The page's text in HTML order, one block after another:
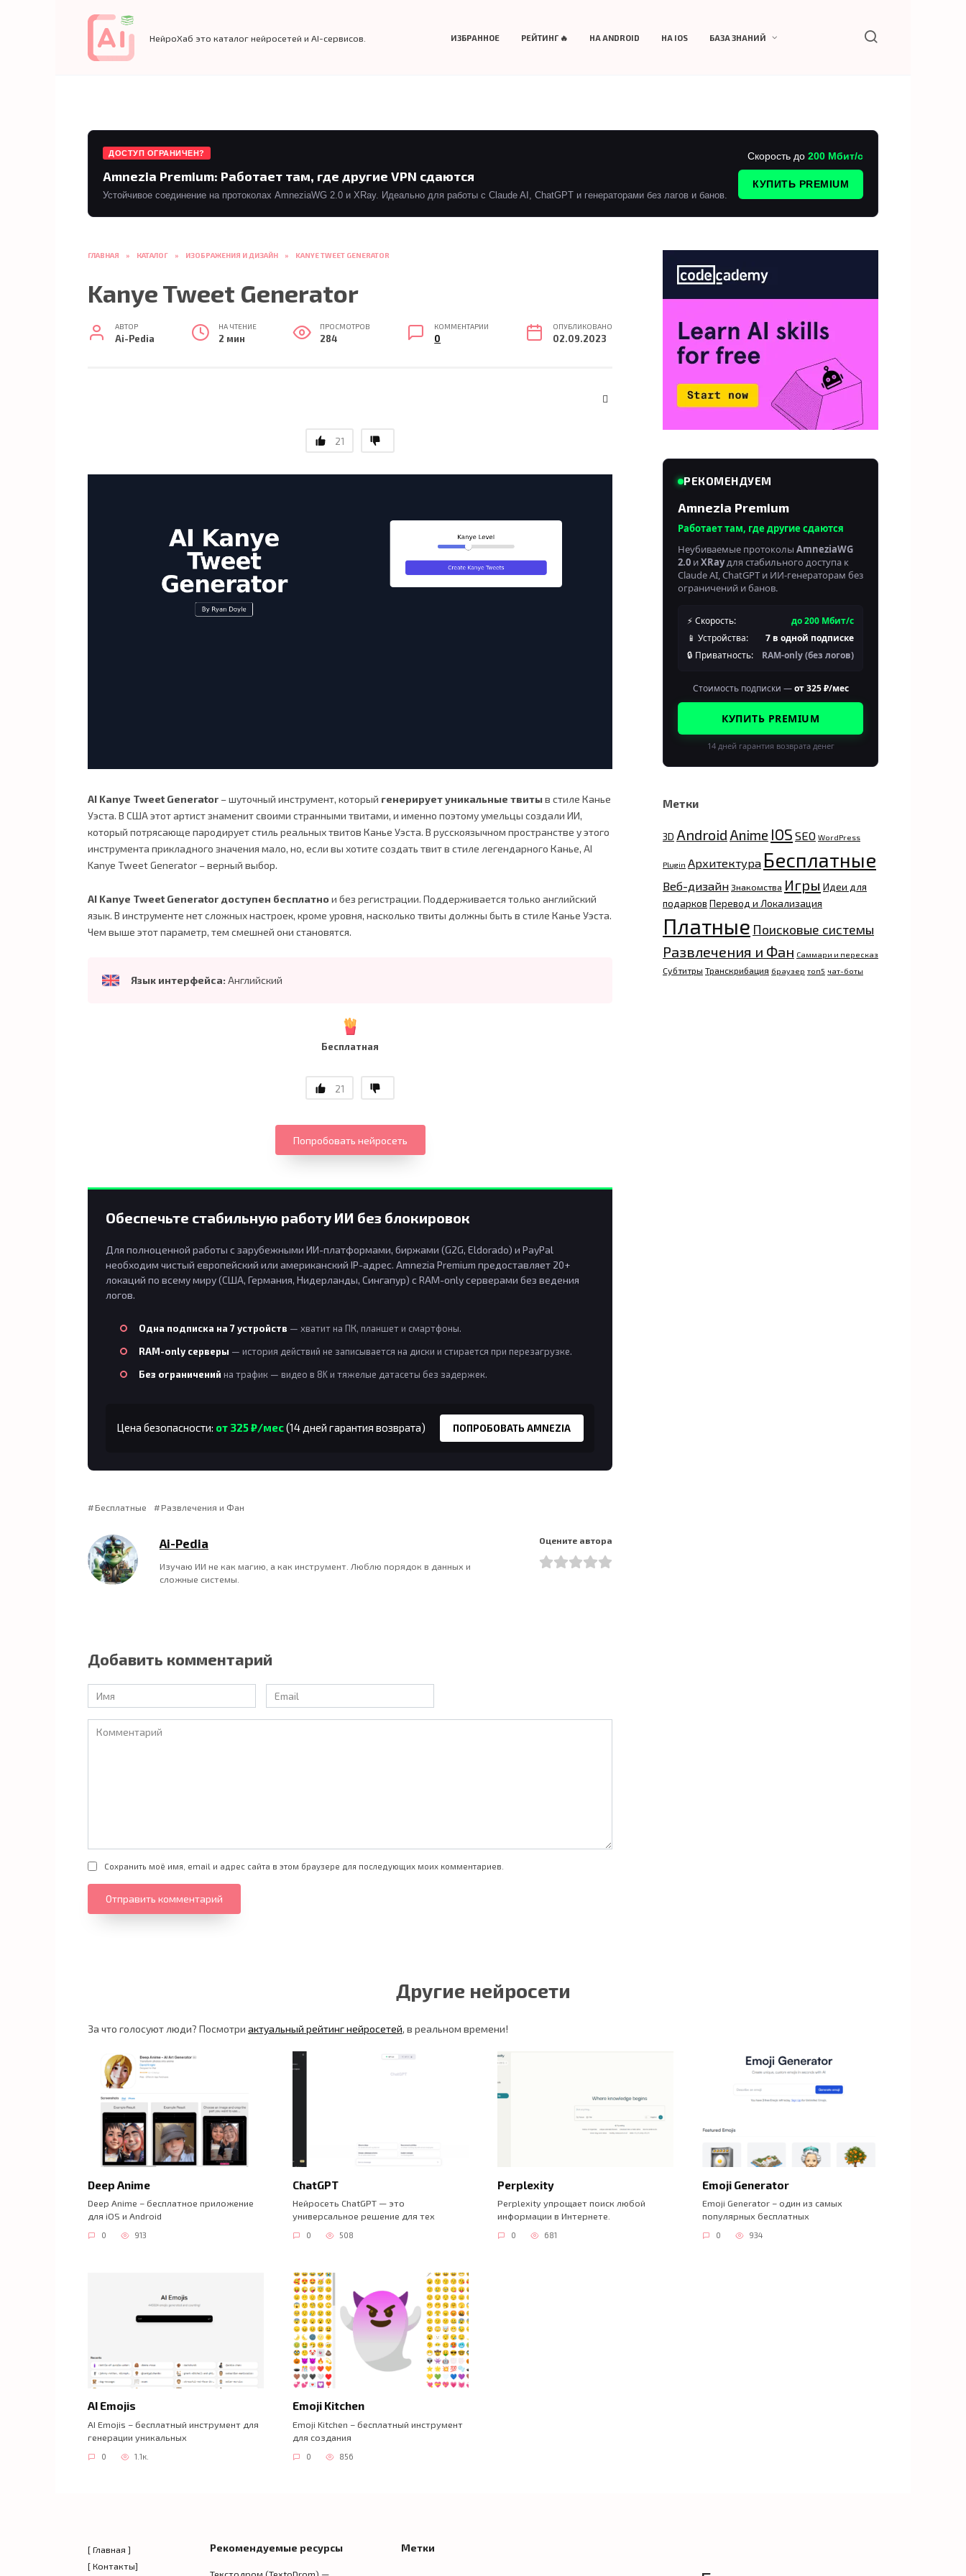
НейроХаб это каталог нейросетей и AI-сервисов. ИЗБРАННОЕ РЕЙТИНГ 🔥 НА ANDROID НА IOS БАЗА ЗНАНИЙ
ДОСТУП ОГРАНИЧЕН?
Amnezia Premium: Работает там, где другие VPN сдаются
Устойчивое соединение на протоколах AmneziaWG 2.0 и XRay. Идеально для работы с Claude AI, ChatGPT и генераторами без лагов и банов.
Скорость до 200 Мбит/с
КУПИТЬ PREMIUM
ГЛАВНАЯ » КАТАЛОГ » ИЗОБРАЖЕНИЯ И ДИЗАЙН » KANYE TWEET GENERATOR
Kanye Tweet Generator
АВТОР
Ai-Pedia
НА ЧТЕНИЕ
2 мин
ПРОСМОТРОВ
284
КОММЕНТАРИИ
0
ОПУБЛИКОВАНО
02.09.2023
21
AI Kanye Tweet Generator – шуточный инструмент, который генерирует уникальные твитыв стиле Канье
Уэста. В США этот артист знаменит своими странными твитами, и именно поэтому умельцы создали ИИ,
который потрясающе пародирует стиль реальных твитов Канье Уэста. В русскоязычном пространстве у этого
инструмента прикладного значения мало, но, если вы хотите создать твит в стиле легендарного Канье, AI
Kanye Tweet Generator – верный выбор.
AI Kanye Tweet Generator доступен бесплатнои без регистрации. Поддерживается только английский
язык. В инструменте нет сложных настроек, кроме уровня, насколько твиты должны быть в стиле Канье Уэста.
Чем выше этот параметр, тем смешней они становятся.
Язык интерфейса: Английский
Бесплатная
21
Попробовать нейросеть
Обеспечьте стабильную работу ИИ без блокировок
Для полноценной работы с зарубежными ИИ-платформами, биржами (G2G, Eldorado) и PayPal
необходим чистый европейский или американский IP-адрес. Amnezia Premium предоставляет 20+
локаций по всему миру (США, Германия, Нидерланды, Сингапур) с RAM-only серверами без ведения
логов.
Одна подписка на 7 устройств — хватит на ПК, планшет и смартфоны.
RAM-only серверы — история действий не записывается на диски и стирается при перезагрузке.
Без ограничений на трафик — видео в 8K и тяжелые датасеты без задержек.
Цена безопасности: от 325 ₽/мес(14 дней гарантия возврата) ПОПРОБОВАТЬ AMNEZIA
Бесплатные Развлечения и Фан
Ai-Pedia
Изучаю ИИ не как магию, а как инструмент. Люблю порядок в данных и
сложные системы.
Оцените автора
Добавить комментарий
Имя
*
Email
*
Комментарий
Сохранить моё имя, email и адрес сайта в этом браузере для последующих моих комментариев.
РЕКОМЕНДУЕМ
Amnezia Premium
Работает там, где другие сдаются
Неубиваемые протоколы AmneziaWG
2.0 иXRayдля стабильного доступа к
Claude AI, ChatGPT и ИИ-генераторам без
ограничений и банов.
⚡ Скорость:
до 200 Мбит/с
📱 Устройства:
7 в одной подписке
🔒 Приватность:
RAM-only (без логов)
Стоимость подписки —от 325 ₽/мес
КУПИТЬ PREMIUM
14 дней гарантия возврата денег
Метки
3D Android Anime IOS SEO WordPress
Plugin Архитектура Бесплатные
Веб-дизайн Знакомства Игры Идеи для
подарков Перевод и Локализация
Платные Поисковые системы
Развлечения и Фан Саммари и пересказ
Субтитры Транскрибация браузер топ5 чат-боты
Другие нейросети
За что голосуют люди? Посмотри актуальный рейтинг нейросетей, в реальном времени!
Deep Anime
Deep Anime – бесплатное приложение
для iOS и Android
0 913
ChatGPT
Нейросеть ChatGPT — это
универсальное решение для тех
0 508
Perplexity
Perplexity упрощает поиск любой
информации в Интернете.
0 681
Emoji Generator
Emoji Generator – один из самых
популярных бесплатных
0 934
AI Emojis
AI Emojis – бесплатный инструмент для
генерации уникальных
0 1.1к.
Emoji Kitchen
Emoji Kitchen – бесплатный инструмент
для создания
0 856
[ Главная ]
[ Контакты]
Рекомендуемые ресурсы
Текстодром (TextoDrom) —
Метки